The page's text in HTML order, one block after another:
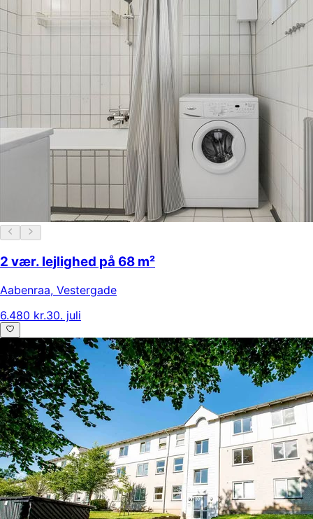
2 vær. lejlighed på 68 m²
Aabenraa, Vestergade
6.480 kr.30. juli